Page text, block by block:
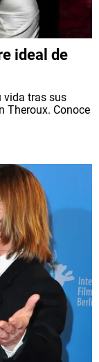
ideal de
vida tras sus
Theroux. Conoce